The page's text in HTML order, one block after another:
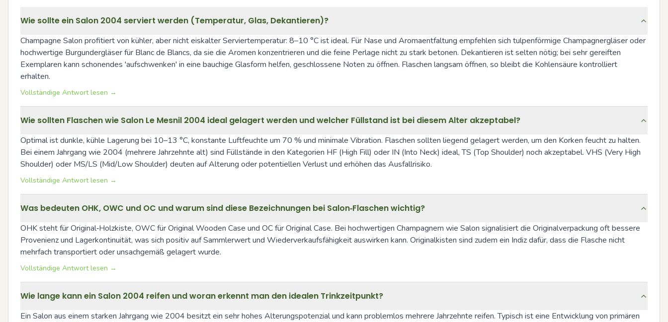
Wie sollte ein Salon 2004 serviert werden (Temperatur, Glas, Dekantieren)?
Champagne Salon profitiert von kühler, aber nicht eiskalter Serviertemperatur: 8–10 °C ist ideal. Für Nase und Aromaentfaltung empfehlen sich tulpenförmige Champagnergläser oder
hochwertige Burgundergläser für Blanc de Blancs, da sie die Aromen konzentrieren und die feine Perlage nicht zu stark betonen. Dekantieren ist selten nötig; bei sehr gereiften
Exemplaren kann schonendes 'aufschwenken' in eine bauchige Glasform helfen, geschlossene Noten zu öffnen. Flaschen langsam öffnen, so bleibt die Kohlensäure kontrolliert
erhalten.
Vollständige Antwort lesen →
Wie sollten Flaschen wie Salon Le Mesnil 2004 ideal gelagert werden und welcher Füllstand ist bei diesem Alter akzeptabel?
Optimal ist dunkle, kühle Lagerung bei 10–13 °C, konstante Luftfeuchte um 70 % und minimale Vibration. Flaschen sollten liegend gelagert werden, um den Korken feucht zu halten.
Bei einem Jahrgang wie 2004 (mehrere Jahrzehnte alt) sind Füllstände in den Kategorien HF (High Fill) oder IN (Into Neck) ideal, TS (Top Shoulder) noch akzeptabel. VHS (Very High
Shoulder) oder MS/LS (Mid/Low Shoulder) deuten auf Alterung oder potentiellen Verlust und erhöhen das Ausfallrisiko.
Vollständige Antwort lesen →
Was bedeuten OHK, OWC und OC und warum sind diese Bezeichnungen bei Salon‑Flaschen wichtig?
OHK steht für Original‑Holzkiste, OWC für Original Wooden Case und OC für Original Case. Bei hochwertigen Champagnern wie Salon signalisiert die Originalverpackung oft bessere
Provenienz und Lagerkontinuität, was sich positiv auf Sammlerwert und Wiederverkaufsfähigkeit auswirken kann. Originalkisten sind zudem ein Indiz dafür, dass die Flasche nicht
mehrfach transportiert oder unsachgemäß gelagert wurde.
Vollständige Antwort lesen →
Wie lange kann ein Salon 2004 reifen und woran erkennt man den idealen Trinkzeitpunkt?
Ein Salon aus einem starken Jahrgang wie 2004 besitzt ein sehr hohes Alterungspotenzial und kann problemlos mehrere Jahrzehnte reifen. Typisch ist eine Entwicklung von primären